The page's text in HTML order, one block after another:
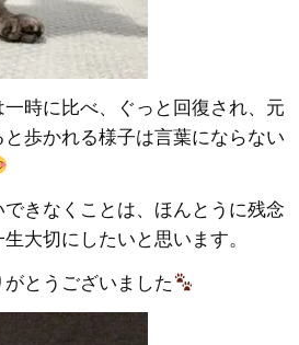
時に比べ、ぐっと回復され、元
歩かれる様子は言葉にならない
きなくことは、ほんとうに残念
大切にしたいと思います。
とうございました